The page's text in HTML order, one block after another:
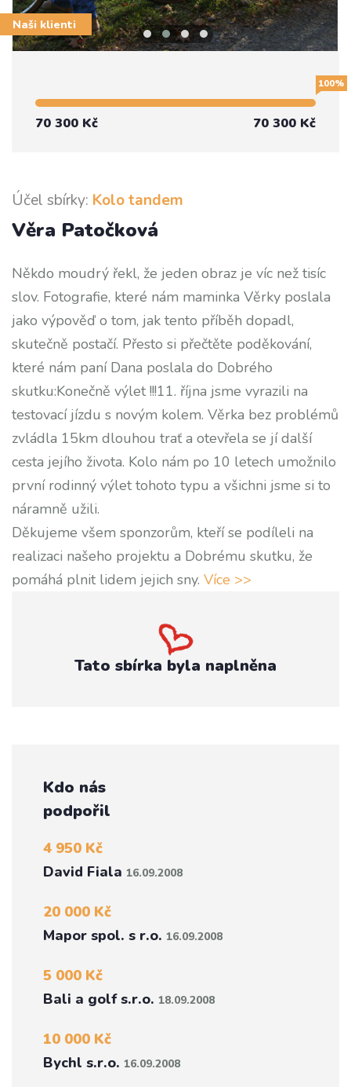
Naši klienti
100%
70 300 Kč 70 300 Kč
Účel sbírky: Kolo tandem
Věra Patočková
Někdo moudrý řekl, že jeden obraz je víc než tisíc
slov. Fotografie, které nám maminka Věrky poslala
jako výpověď o tom, jak tento příběh dopadl,
skutečně postačí. Přesto si přečtěte poděkování,
které nám paní Dana poslala do Dobrého
skutku:Konečně výlet !!!11. října jsme vyrazili na
testovací jízdu s novým kolem. Věrka bez problémů
zvládla 15km dlouhou trať a otevřela se jí další
cesta jejího života. Kolo nám po 10 letech umožnilo
první rodinný výlet tohoto typu a všichni jsme si to
náramně užili.
Děkujeme všem sponzorům, kteří se podíleli na
realizaci našeho projektu a Dobrému skutku, že
pomáhá plnit lidem jejich sny. Více >>
Tato sbírka byla naplněna
Kdo nás
podpořil
4 950 Kč
David Fiala 16.09.2008
20 000 Kč
Mapor spol. s r.o. 16.09.2008
5 000 Kč
Bali a golf s.r.o. 18.09.2008
10 000 Kč
Bychl s.r.o. 16.09.2008